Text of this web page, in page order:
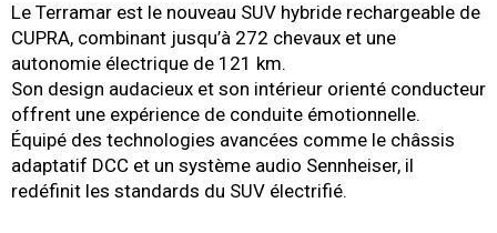
Le Terramar est le nouveau SUV hybride rechargeable de
CUPRA, combinant jusqu’à 272 chevaux et une
autonomie électrique de 121 km.
Son design audacieux et son intérieur orienté conducteur
offrent une expérience de conduite émotionnelle.
Équipé des technologies avancées comme le châssis
adaptatif DCC et un système audio Sennheiser, il
redéfinit les standards du SUV électrifié.